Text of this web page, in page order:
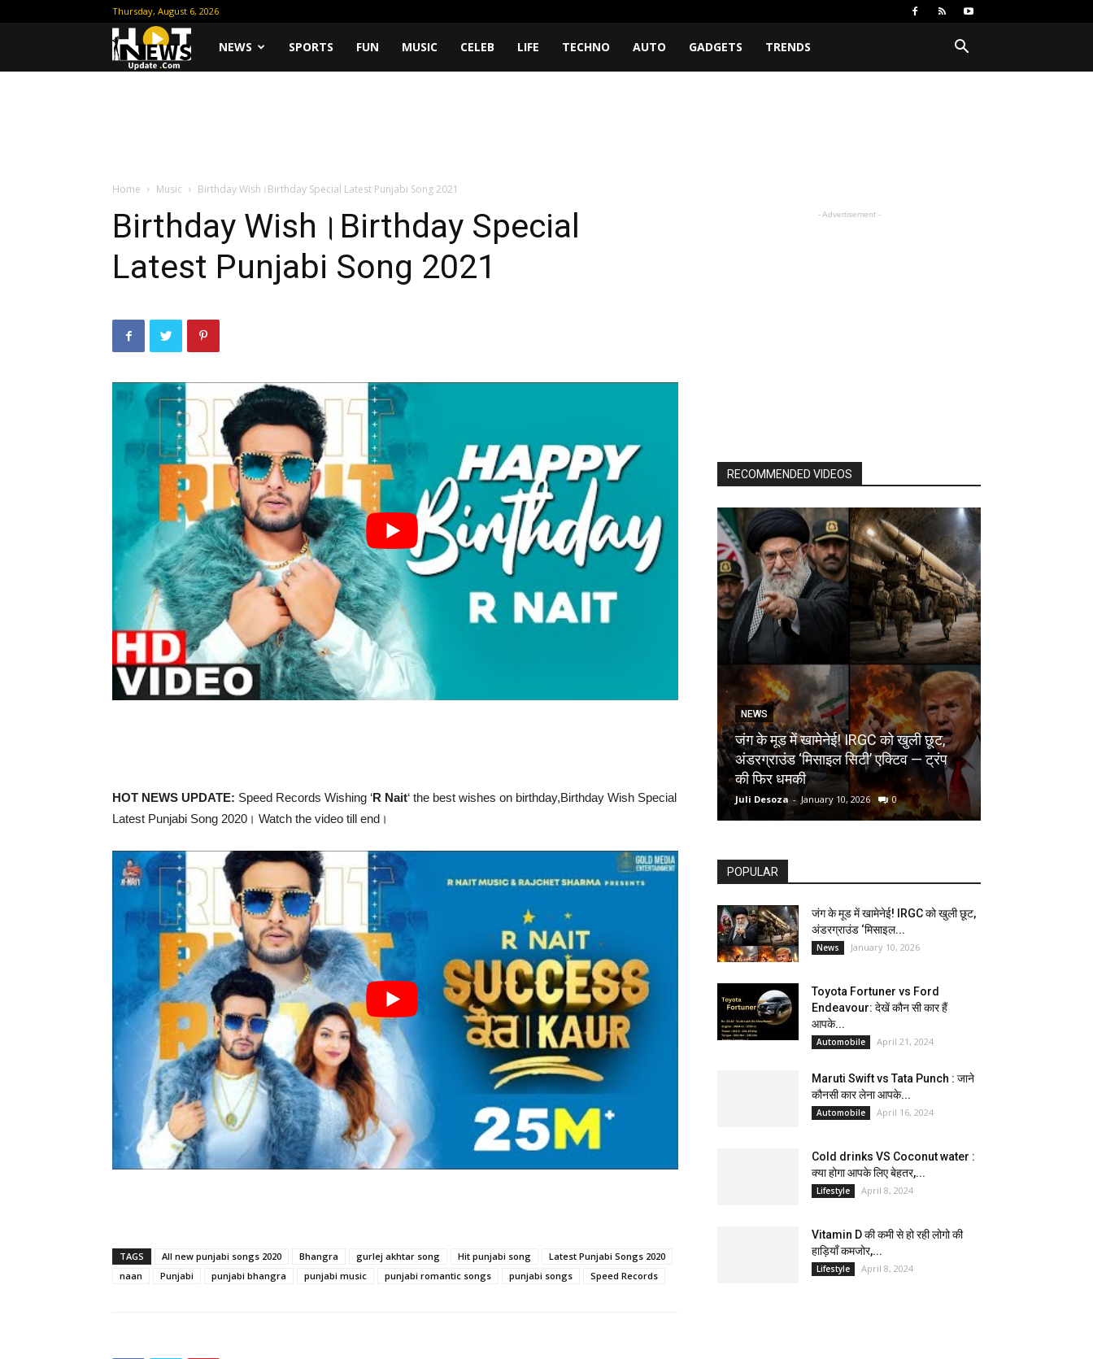
Thursday, August 6, 2026
HotNEWS SPORTS FUN MUSIC CELEB LIFE TECHNO AUTO GADGETS TRENDS
Home Music Birthday Wish।Birthday Special Latest Punjabi Song 2021
Birthday Wish।Birthday Special
Latest Punjabi Song 2021
HOT NEWS UPDATE: Speed Records Wishing ‘R Nait‘ the best wishes on birthday,Birthday Wish Special
Latest Punjabi Song 2020। Watch the video till end।
TAGS All new punjabi songs 2020 Bhangra gurlej akhtar song Hit punjabi song
Latest Punjabi Songs 2020
naan
Punjabi punjabi bhangra punjabi music punjabi romantic songs punjabi songs Speed Records
- Advertisement -
RECOMMENDED VIDEOS
NEWS
जंग के मूड में खामेनेई! IRGC को खुली छूट,
अंडरग्राउंड ‘मिसाइल सिटी’ एक्टिव — ट्रंप
की फिर धमकी
Juli Desoza - January 10, 2026 0
POPULAR
जंग के मूड में खामेनेई! IRGC को खुली छूट,
अंडरग्राउंड ‘मिसाइल...
News January 10, 2026
Toyota Fortuner vs Ford
Endeavour: देखें कौन सी कार हैं
आपके...
Automobile April 21, 2024
Maruti Swift vs Tata Punch : जाने
कौनसी कार लेना आपके...
Automobile April 16, 2024
Cold drinks VS Coconut water :
क्या होगा आपके लिए बेहतर,...
Lifestyle April 8, 2024
Vitamin D की कमी से हो रही लोगो की
हाड़ियाँ कमजोर,...
Lifestyle April 8, 2024